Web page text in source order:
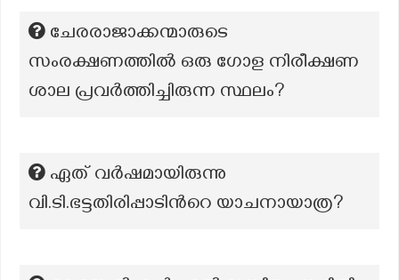
ചേരരാജാക്കന്മാരുടെ
സംരക്ഷണത്തിൽ ഒരു ഗോള നിരീക്ഷണ
ശാല പ്രവർത്തിച്ചിരുന്ന സ്ഥലം?
ഏത് വർഷമായിരുന്നു
വി.ടി.ഭട്ടതിരിപ്പാടിന്‍റെ യാചനായാത്ര?